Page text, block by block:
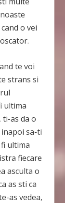
o vei
te voi
strans si
ultima
ti-as da o
sa-ti
ultima
fiecare
asculta o
as sti ca
as vedea,